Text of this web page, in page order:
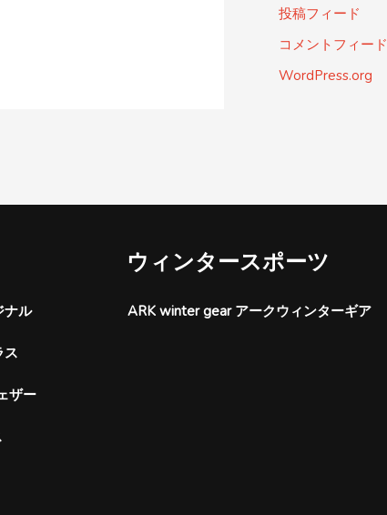
投稿フィード
コメントフィード
WordPress.org
ル
ザー
ウィンタースポーツ
ARK winter gear アークウィンターギア